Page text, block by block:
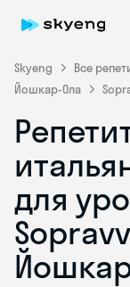
Skyeng Все
Йошкар-Ола
для
Skyeng Chat